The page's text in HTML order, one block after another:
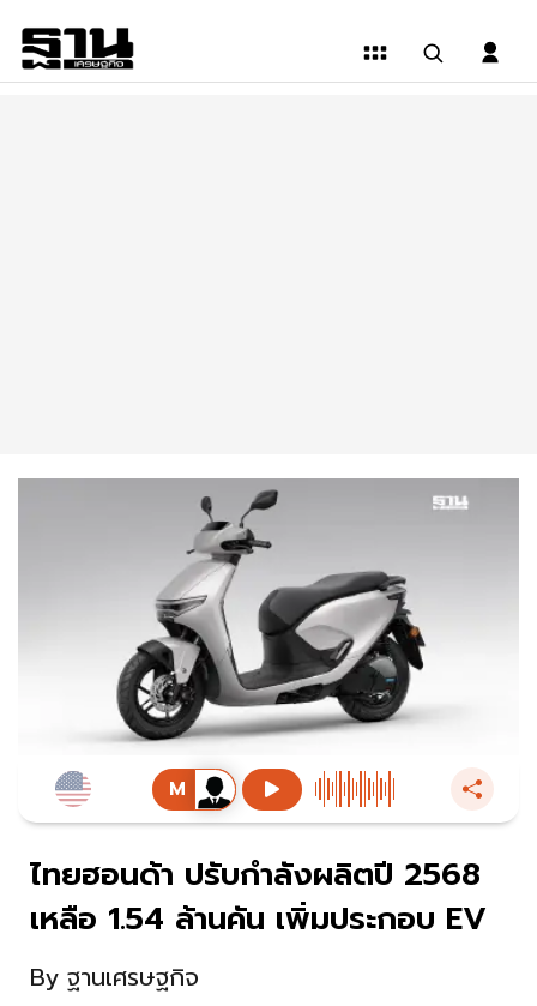
ไทยฮอนด้า ปรับกำลังผลิตปี 2568
เหลือ 1.54 ล้านคัน เพิ่มประกอบ EV
By ฐานเศรษฐกิจ